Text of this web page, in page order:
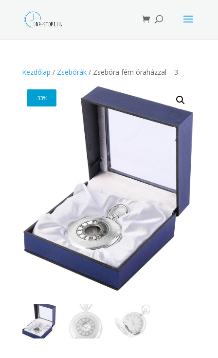
search
Kezdőlap / Zsebórák/ Zsebóra fém óraházzal – 3
-33%